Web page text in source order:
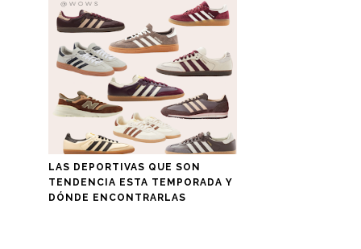
LAS DEPORTIVAS QUE SON
TENDENCIA ESTA TEMPORADA Y
DÓNDE ENCONTRARLAS